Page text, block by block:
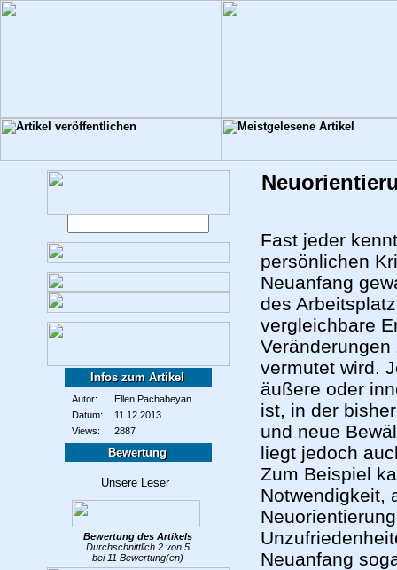
Infos zum Artikel
Autor:
Ellen Pachabeyan
Datum:
11.12.2013
Views:
2887
Bewertung
Bewertung des Artikels
Durchschnittlich 2 von 5
bei 11 Bewertung(en)
Fast jeder
persönlichen
Neuanfang
des
vergleichbare
vermutet wird.
äußere oder
ist, in der
und neue
liegt jedoch
Zum Beispiel
Notwendigkeit,
Neuanfang